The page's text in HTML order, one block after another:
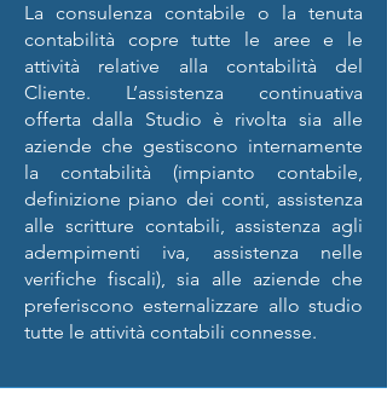
La consulenza contabile o la tenuta
contabilità copre tutte le aree e le
attività relative alla contabilità del
Cliente. L’assistenza continuativa
offerta dalla Studio è rivolta sia alle
aziende che gestiscono internamente
la contabilità (impianto contabile,
definizione piano dei conti, assistenza
alle scritture contabili, assistenza agli
adempimenti iva, assistenza nelle
verifiche fiscali), sia alle aziende che
preferiscono esternalizzare allo studio
tutte le attività contabili connesse.